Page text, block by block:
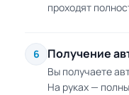
проходят
6 Получение
Вы получаете
На руках —